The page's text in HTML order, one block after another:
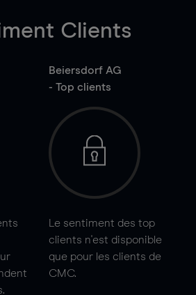
Clients
Beiersdorf AG
- Top clients
Le sentiment des top
clients n'est disponible
que pour les clients de
CMC.